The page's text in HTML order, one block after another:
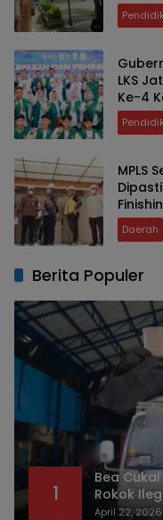
LKS
Ke-4
MPLS
Daerah
Berita Populer
1
Bea
Rokok
April 22, 2026